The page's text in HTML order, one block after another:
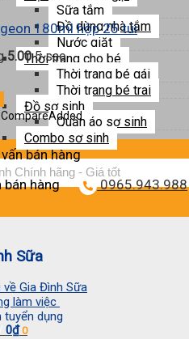
Sữa tắm
Đồ dùng nhà tắm
Nước giặt
Thời trang cho bé
Thời trang bé gái
Thời trang bé trai
Đồ sơ sinh
Quần áo sơ sinh
Combo sơ sinh
0₫ 0
180ml hộp 25 túi
5.005 sao
CompareAdded
bán hàng
bán hàng
0965.943.988
Sữa
về Gia Đình Sữa
làm việc
tuyển dụng